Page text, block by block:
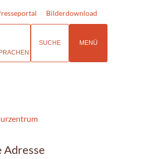
Bilderdownload
SUCHE MENÜ
Adresse